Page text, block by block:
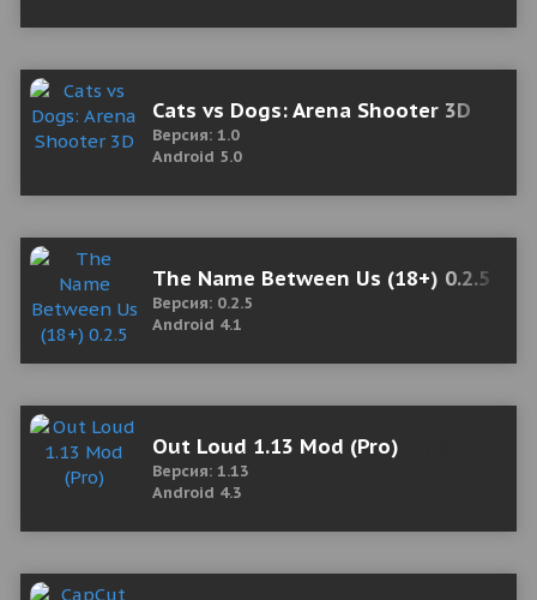
Cats vs Dogs: Arena Shooter 3D
Версия: 1.0
Android 5.0
The Name Between Us (18+) 0.2.5
Версия: 0.2.5
Android 4.1
Out Loud 1.13 Mod (Pro)
Версия: 1.13
Android 4.3